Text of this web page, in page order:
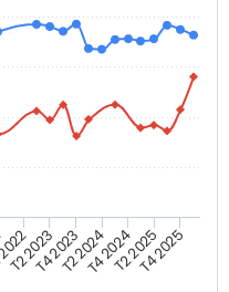
T2 2023T4 2023T2 2024T4 2024T2 2025T4 2025